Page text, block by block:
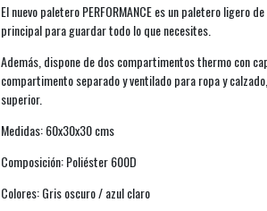
El nuevo paletero PERFORMANCE es un paletero ligero
principal para guardar todo lo que necesites.
Además, dispone de dos compartimentos thermo con
compartimento separado y ventilado para ropa y
superior.
Medidas: 60x30x30 cms
Composición: Poliéster 600D
Colores: Gris oscuro / azul claro